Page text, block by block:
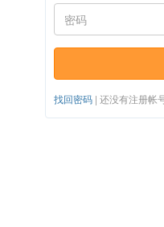
找回密码 | 还没有注册帐